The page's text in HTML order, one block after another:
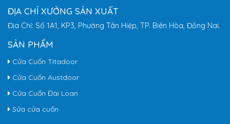
ĐỊA CHỈ XƯỞNG SẢN XUẤT
Địa Chỉ: Số 1A1, KP3, Phường Tân Hiệp, TP. Biên Hòa, Đồng Nai.
SẢN PHẨM
Cửa Cuốn Titadoor
Cửa Cuốn Austdoor
Cửa Cuốn Đài Loan
Sửa cửa cuốn